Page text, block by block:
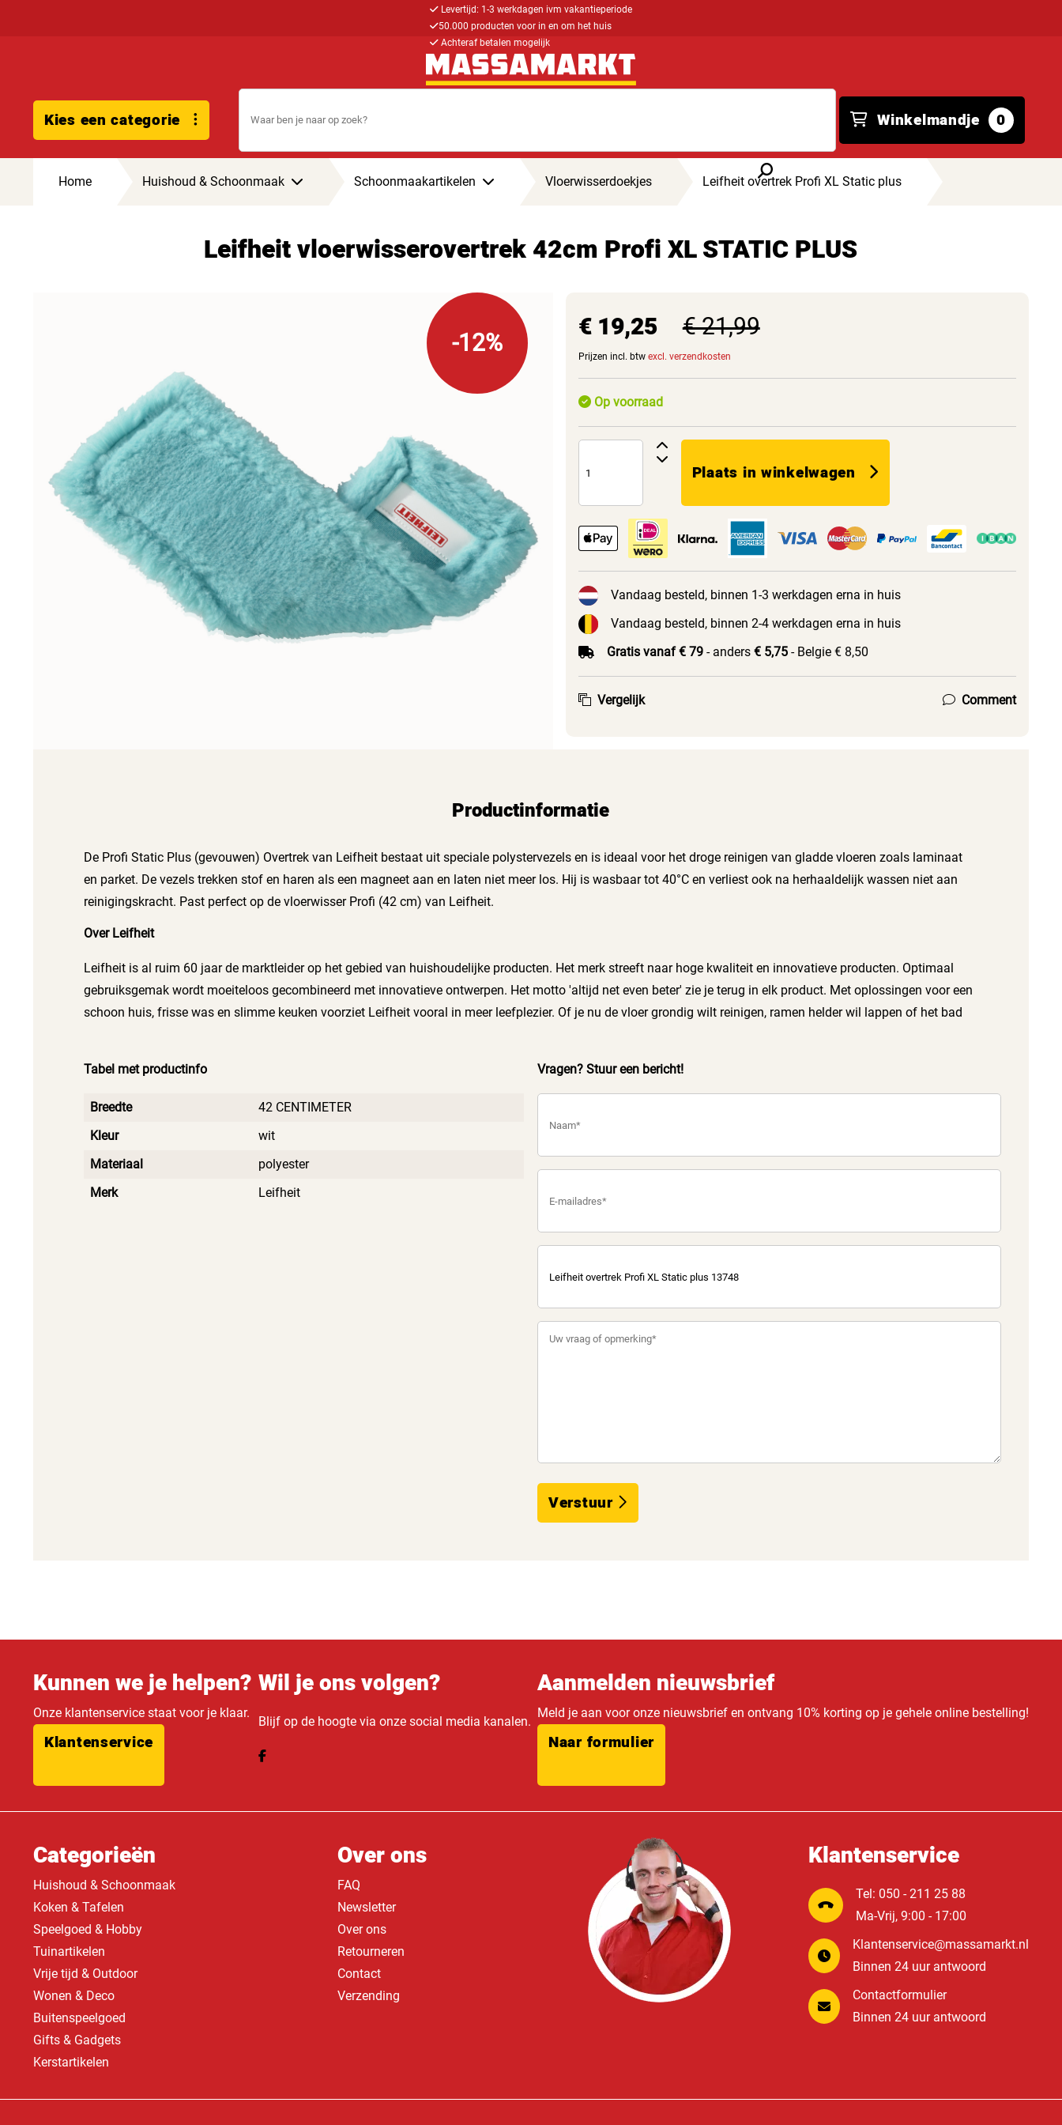
Levertijd: 1-3 werkdagen ivm vakantieperiode
50.000 producten voor in en om het huis
Achteraf betalen mogelijk
Kies een categorie Winkelmandje 0
Home Huishoud & Schoonmaak Schoonmaakartikelen Vloerwisserdoekjes Leifheit overtrek Profi XL Static plus
Leifheit vloerwisserovertrek 42cm Profi XL STATIC PLUS
-12% € 19,25 € 21,99
Prijzen incl. btw excl. verzendkosten
Op voorraad
Plaats in winkelwagen
Vandaag besteld, binnen 1-3 werkdagen erna in huis
Vandaag besteld, binnen 2-4 werkdagen erna in huis
Gratis vanaf € 79- anders € 5,75- Belgie € 8,50
Vergelijk Comment
Productinformatie
De Profi Static Plus (gevouwen) Overtrek van Leifheit bestaat uit speciale polystervezels en is ideaal voor het droge reinigen van gladde vloeren zoals laminaat
en parket. De vezels trekken stof en haren als een magneet aan en laten niet meer los. Hij is wasbaar tot 40°C en verliest ook na herhaaldelijk wassen niet aan
reinigingskracht. Past perfect op de vloerwisser Profi (42 cm) van Leifheit.
Over Leifheit
Leifheit is al ruim 60 jaar de marktleider op het gebied van huishoudelijke producten. Het merk streeft naar hoge kwaliteit en innovatieve producten. Optimaal
gebruiksgemak wordt moeiteloos gecombineerd met innovatieve ontwerpen. Het motto 'altijd net even beter' zie je terug in elk product. Met oplossingen voor een
schoon huis, frisse was en slimme keuken voorziet Leifheit vooral in meer leefplezier. Of je nu de vloer grondig wilt reinigen, ramen helder wil lappen of het bad
een frisse en praktische omgeving voor een nog betere woonervaring. Leifheit heeft overal aan gedacht.
Tabel met productinfo
Breedte
42 CENTIMETER
Kleur
wit
Materiaal
polyester
Merk
Leifheit
Vragen? Stuur een bericht!
Verstuur
Kunnen we je helpen?
Onze klantenservice staat voor je klaar.
Klantenservice
Wil je ons volgen?
Blijf op de hoogte via onze social media kanalen.
Aanmelden nieuwsbrief
Meld je aan voor onze nieuwsbrief en ontvang 10% korting op je gehele online bestelling!
Naar formulier
Categorieën
Huishoud & Schoonmaak
Koken & Tafelen
Speelgoed & Hobby
Tuinartikelen
Vrije tijd & Outdoor
Wonen & Deco
Buitenspeelgoed
Gifts & Gadgets
Kerstartikelen
Over ons
FAQ
Newsletter
Over ons
Retourneren
Contact
Verzending
Klantenservice
Tel: 050 - 211 25 88
Ma-Vrij, 9:00 - 17:00
Klantenservice@massamarkt.nl
Binnen 24 uur antwoord
Contactformulier
Binnen 24 uur antwoord